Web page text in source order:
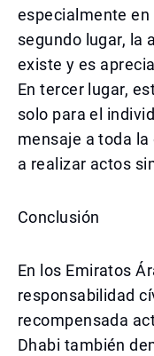
especialmente en
segundo lugar, la
existe y es
En tercer lugar,
solo para el
mensaje a toda
a realizar actos
Conclusión
En los Emiratos
responsabilidad
recompensada
Dhabi también